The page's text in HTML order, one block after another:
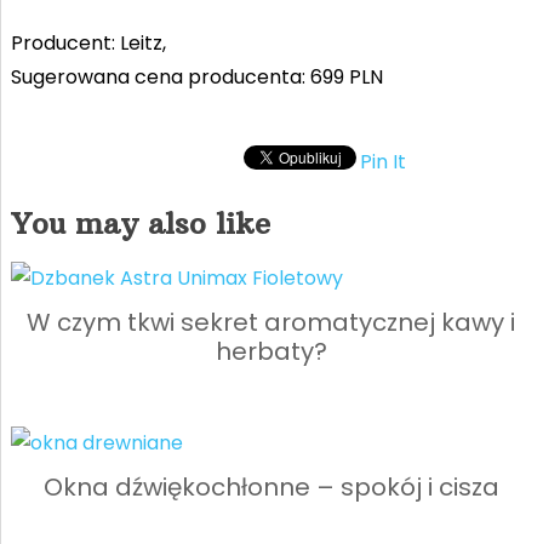
Producent: Leitz,
Sugerowana cena producenta: 699 PLN
Pin It
You may also like
W czym tkwi sekret aromatycznej kawy i
herbaty?
Okna dźwiękochłonne – spokój i cisza